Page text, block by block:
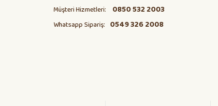
Müşteri Hizmetleri: 0850 532 2003
Whatsapp Sipariş: 0549 326 2008